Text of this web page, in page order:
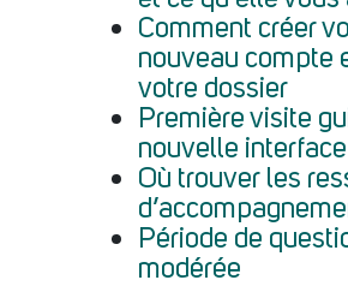
Comment créer
nouveau compte
votre dossier
Première visite
nouvelle interface
Où trouver les
Période de
modérée